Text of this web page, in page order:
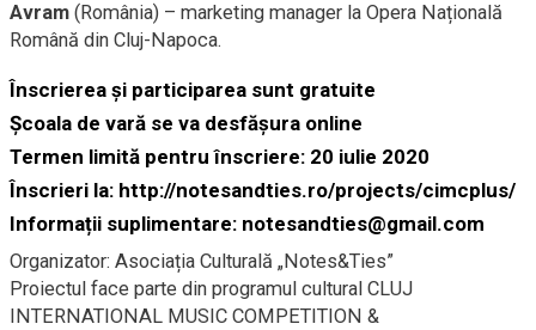
Avram (România) – marketing manager la Opera Națională
Română din Cluj-Napoca.
Înscrierea și participarea sunt gratuite
Școala de vară se va desfășura online
Termen limită pentru înscriere: 20 iulie 2020
Înscrieri la: http://notesandties.ro/projects/cimcplus/
Informații suplimentare: notesandties@gmail.com
Organizator: Asociația Culturală „Notes&Ties”
Proiectul face parte din programul cultural CLUJ
INTERNATIONAL MUSIC COMPETITION &